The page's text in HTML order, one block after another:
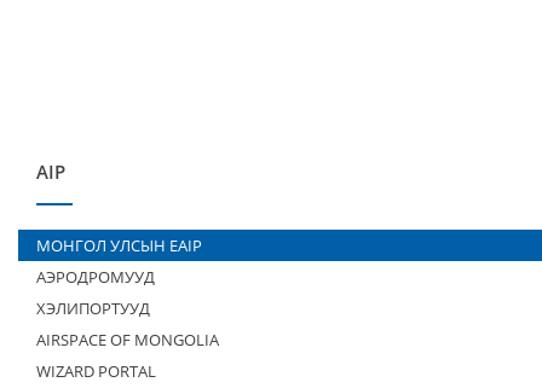
AIP
МОНГОЛ УЛСЫН EAIP
АЭРОДРОМУУД
ХЭЛИПОРТУУД
AIRSPACE OF MONGOLIA
WIZARD PORTAL